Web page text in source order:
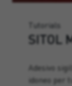
Tutorials
SITOL
Adesivo
idoneo per